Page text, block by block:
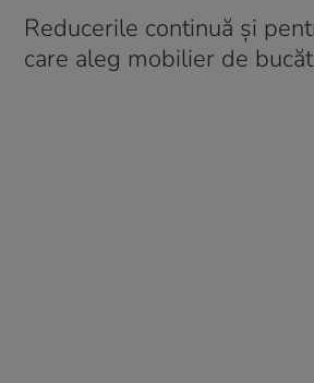
Reducerile continuă și
care aleg mobilier de